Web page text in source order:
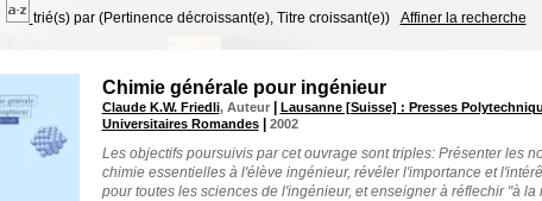
trié(s) par (Pertinence décroissant(e), Titre croissant(e)) Affiner la recherche
Chimie générale pour ingénieur
Claude K.W. Friedli, Auteur
Lausanne [Suisse] : Presses
Universitaires Romandes| 2002
Les objectifs poursuivis par cet ouvrage sont triples: Présenter les
chimie essentielles à l'élève ingénieur, révéler l'importance et
pour toutes les sciences de l'ingénieur, et enseigner à réflechir "à la